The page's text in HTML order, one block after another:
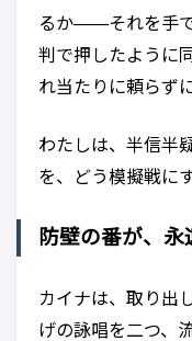
るか——それを手で
判で押したように
れ当たりに頼らず
わたしは、半信半
を、どう模擬戦に
防壁の番が、永
カイナは、取り出
げの詠唱を二つ、